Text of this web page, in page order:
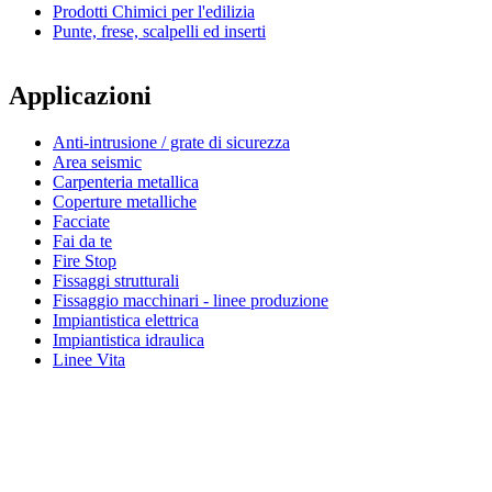
Prodotti Chimici per l'edilizia
Punte, frese, scalpelli ed inserti
Applicazioni
Anti-intrusione / grate di sicurezza
Area seismic
Carpenteria metallica
Coperture metalliche
Facciate
Fai da te
Fire Stop
Fissaggi strutturali
Fissaggio macchinari - linee produzione
Impiantistica elettrica
Impiantistica idraulica
Linee Vita